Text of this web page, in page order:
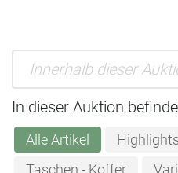
In dieser Auktion
Alle Artikel Highlights
Taschen - Koffer